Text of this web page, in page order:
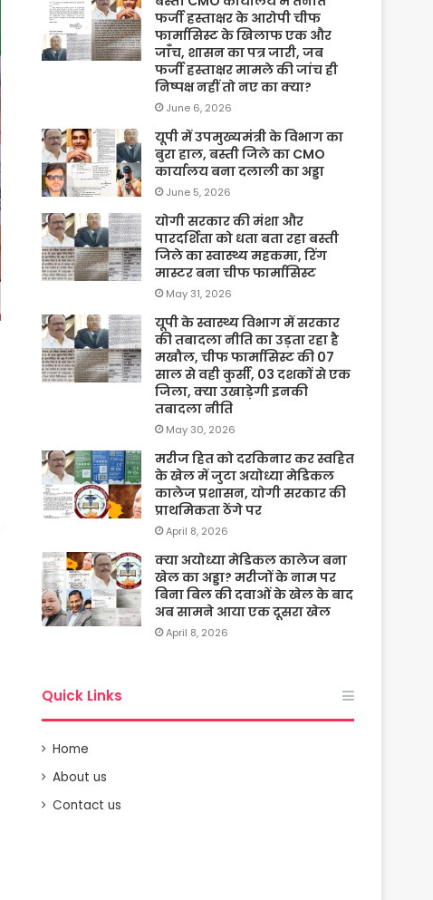
फर्जी हस्ताक्षर के आरोपी चीफ
फार्मासिस्ट के खिलाफ एक और
जाँच, शासन का पत्र जारी, जब
फर्जी हस्ताक्षर मामले की जांच ही
निष्पक्ष नहीं तो नए का क्या?
June 6, 2026
यूपी में उपमुख्यमंत्री के विभाग का
बुरा हाल, बस्ती जिले का CMO
कार्यालय बना दलाली का अड्डा
June 5, 2026
योगी सरकार की मंशा और
पारदर्शिता को धता बता रहा बस्ती
जिले का स्वास्थ्य महकमा, रिंग
मास्टर बना चीफ फार्मासिस्ट
May 31, 2026
यूपी के स्वास्थ्य विभाग में सरकार
की तबादला नीति का उड़ता रहा है
मखौल, चीफ फार्मासिस्ट की 07
साल से वही कुर्सी, 03 दशकों से एक
जिला, क्या उखाड़ेगी इनकी
तबादला नीति
May 30, 2026
मरीज हित को दरकिनार कर स्वहित
के खेल में जुटा अयोध्या मेडिकल
कालेज प्रशासन, योगी सरकार की
प्राथमिकता ठेंगे पर
April 8, 2026
क्या अयोध्या मेडिकल कालेज बना
खेल का अड्डा? मरीजों के नाम पर
बिना बिल की दवाओं के खेल के बाद
अब सामने आया एक दूसरा खेल
April 8, 2026
Quick Links
Home
About us
Contact us